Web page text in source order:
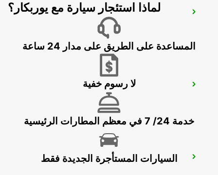
VARNA INTERNATIONAL AIRPORT
CONSTANTA DOWN TOWN
SIBIU AIRPORT
لماذا استئجار سيارة مع يوربكار؟
المساعدة على الطريق على مدار 24 ساعة
لا رسوم خفية
خدمة 24/ 7 في معظم المطارات الرئيسية
السيارات المستأجرة الجديدة فقط